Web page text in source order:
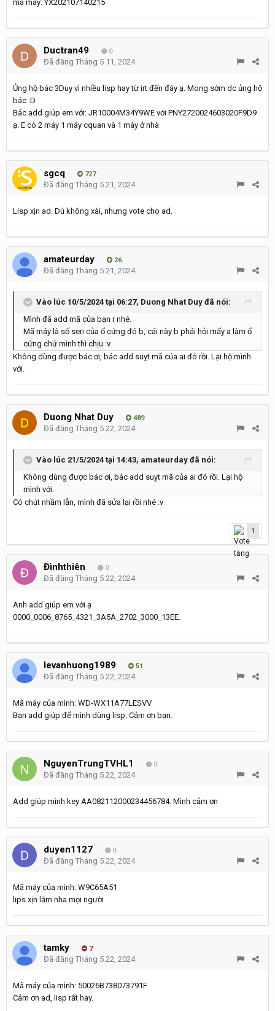
mã máy: YX202107140215
Ductran49 0
Đã đăng Tháng 5 11, 2024
Ủng hộ bác 3Duy vì nhiều lisp hay từ irt đến đây ạ. Mong sớm dc ủng hộ
bác :D
Bác add giúp em với: JR10004M34Y9WE với PNY2720024603020F9D9
ạ. E có 2 máy 1 máy cquan và 1 máy ở nhà
sgcq 727
Đã đăng Tháng 5 21, 2024
Lisp xịn ad. Dù không xài, nhưng vote cho ad.
amateurday 26
Đã đăng Tháng 5 21, 2024
Vào lúc 10/5/2024 tại 06:27, Duong Nhat Duy đã nói:
Mình đã add mã của bạn r nhé.
Mã máy là số seri của ổ cứng đó b, cái này b phải hỏi mấy a làm ổ
cứng chứ mình thì chịu :v
Không dùng được bác ơi, bác add suỵt mã của ai đó rồi. Lại hộ mình
với.
Duong Nhat Duy 489
Đã đăng Tháng 5 22, 2024
Vào lúc 21/5/2024 tại 14:43, amateurday đã nói:
Không dùng được bác ơi, bác add suỵt mã của ai đó rồi. Lại hộ
mình với.
Có chút nhầm lẫn, mình đã sửa lại rồi nhé :v
1
Đìnhthiên 0
Đã đăng Tháng 5 22, 2024
Anh add giúp em với ạ
0000_0006_8765_4321_3A5A_2702_3000_13EE.
levanhuong1989 51
Đã đăng Tháng 5 22, 2024
Mã máy của mình: WD-WX11A77LESVV
Bạn add giúp để mình dùng lisp. Cảm ơn bạn.
NguyenTrungTVHL1 0
Đã đăng Tháng 5 22, 2024
Add giúp mình key AA082112000234456784. Mình cảm ơn
duyen1127 0
Đã đăng Tháng 5 22, 2024
Mã máy của mình: W9C65A51
lips xịn lắm nha mọi người
tamky 7
Đã đăng Tháng 5 22, 2024
Mã máy của mình: 50026B738073791F
Cảm ơn ad, lisp rất hay.